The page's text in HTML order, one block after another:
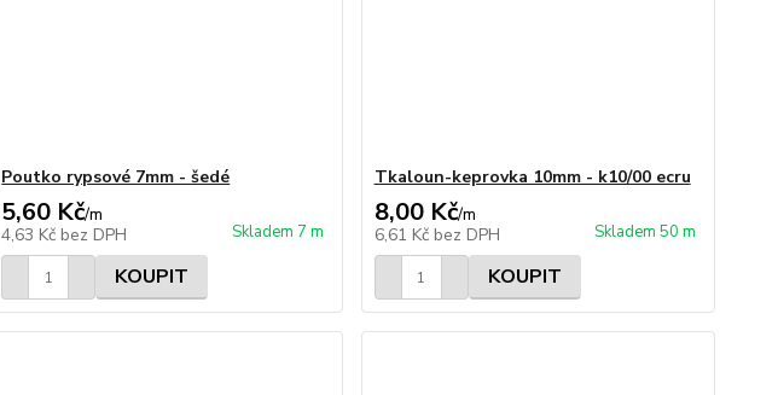
Poutko rypsové 7mm - šedé
5,60 Kč/m
4,63 Kč bez DPH Skladem 7 m
KOUPIT
Tkaloun-keprovka 10mm - k10/00 ecru
8,00 Kč/m
6,61 Kč bez DPH Skladem 50 m
KOUPIT